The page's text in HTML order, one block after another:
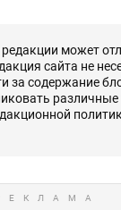
может
сайта не
за содержание
различные